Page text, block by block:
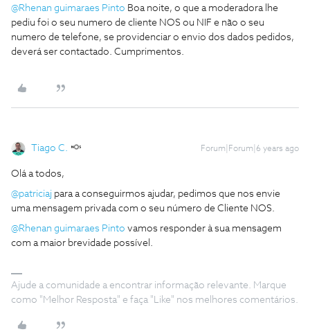
@Rhenan guimaraes Pinto Boa noite, o que a moderadora lhe
pediu foi o seu numero de cliente NOS ou NIF e não o seu
numero de telefone, se providenciar o envio dos dados pedidos,
deverá ser contactado. Cumprimentos.
Tiago C. Forum|Forum|6 years ago
Olá a todos,
@patriciaj para a conseguirmos ajudar, pedimos que nos envie
uma mensagem privada com o seu número de Cliente NOS.
@Rhenan guimaraes Pinto vamos responder à sua mensagem
com a maior brevidade possível.
Ajude a comunidade a encontrar informação relevante. Marque
como "Melhor Resposta" e faça "Like" nos melhores comentários.